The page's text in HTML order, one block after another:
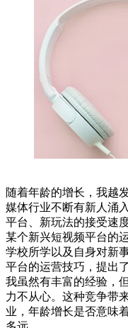
随着年龄的增长，我越
媒体行业不断有新人涌
平台、新玩法的接受速
某个新兴短视频平台的
学校所学以及自身对新
平台的运营技巧，提出
我虽然有丰富的经验，
力不从心。这种竞争带
业，年龄增长是否意味